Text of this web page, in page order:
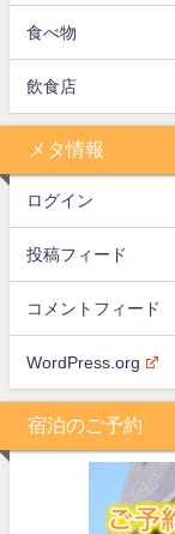
食べ物
飲食店
メタ情報
ログイン
投稿フィード
コメントフィード
WordPress.org
宿泊のご予約